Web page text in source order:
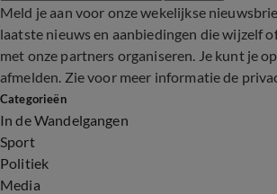
Meld je aan voor onze wekelijkse
laatste nieuws en aanbiedingen die wijzelf
met onze partners organiseren. Je kunt je
afmelden. Zie voor meer informatie de
Categorieën
In de Wandelgangen
Sport
Politiek
Media